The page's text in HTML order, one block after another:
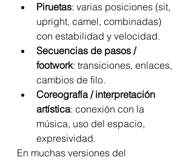
Piruetas: varias posiciones (sit,
upright, camel, combinadas)
con estabilidad y velocidad.
Secuencias de pasos /
footwork: transiciones, enlaces,
cambios de filo.
Coreografía / interpretación
artística: conexión con la
música, uso del espacio,
expresividad.
En muchas versiones del